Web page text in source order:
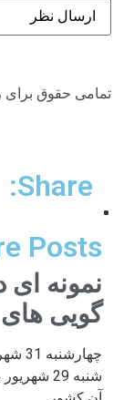
تمامی حقوق برای
Share:
Posts
نمونه ای
گویی
شنبه 29